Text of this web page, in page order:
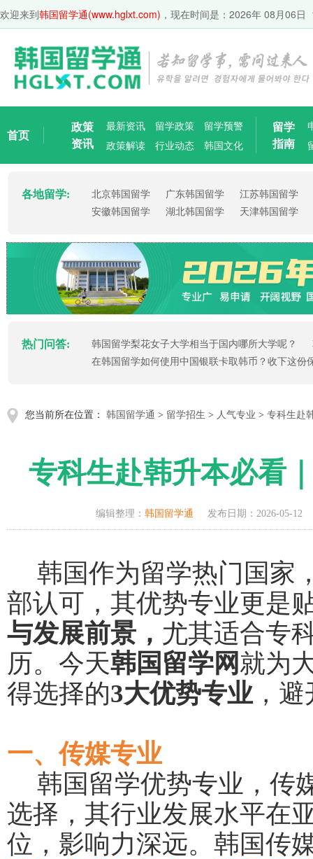
欢迎来到韩国留学通(www.hglxt.com) ，现在时间是： 2026年 08月06日
首页
政策
资讯
最新资讯 留学政策
留学预警
政策解读
行业动态 韩国文化
留学
指南
各地留学: 北京韩国留学 广东韩国留学
江苏韩国留学
安徽韩国留学
湖北韩国留学 天津韩国留学
热门问答: 韩国留学梨花女子大学相当于国内哪所大学呢？
在韩国留学如何使用中国银联卡取韩币？收下这份
您当前所在位置： 韩国留学通 > 留学招生 > 人气专业 > 专科生赴
专科生赴韩升本必看
编辑整理： 韩国留学通 发布日期：2026-05-12
韩国作为留学热门国家
部认可，其优势专业更是
与发展前景， 尤其适合专
历。今天韩国留学网就为
得选择的3大优势专业 ，
一、传媒专业
韩国留学优势专业，传
选择，其行业发展水平在
位，影响力深远。韩国传